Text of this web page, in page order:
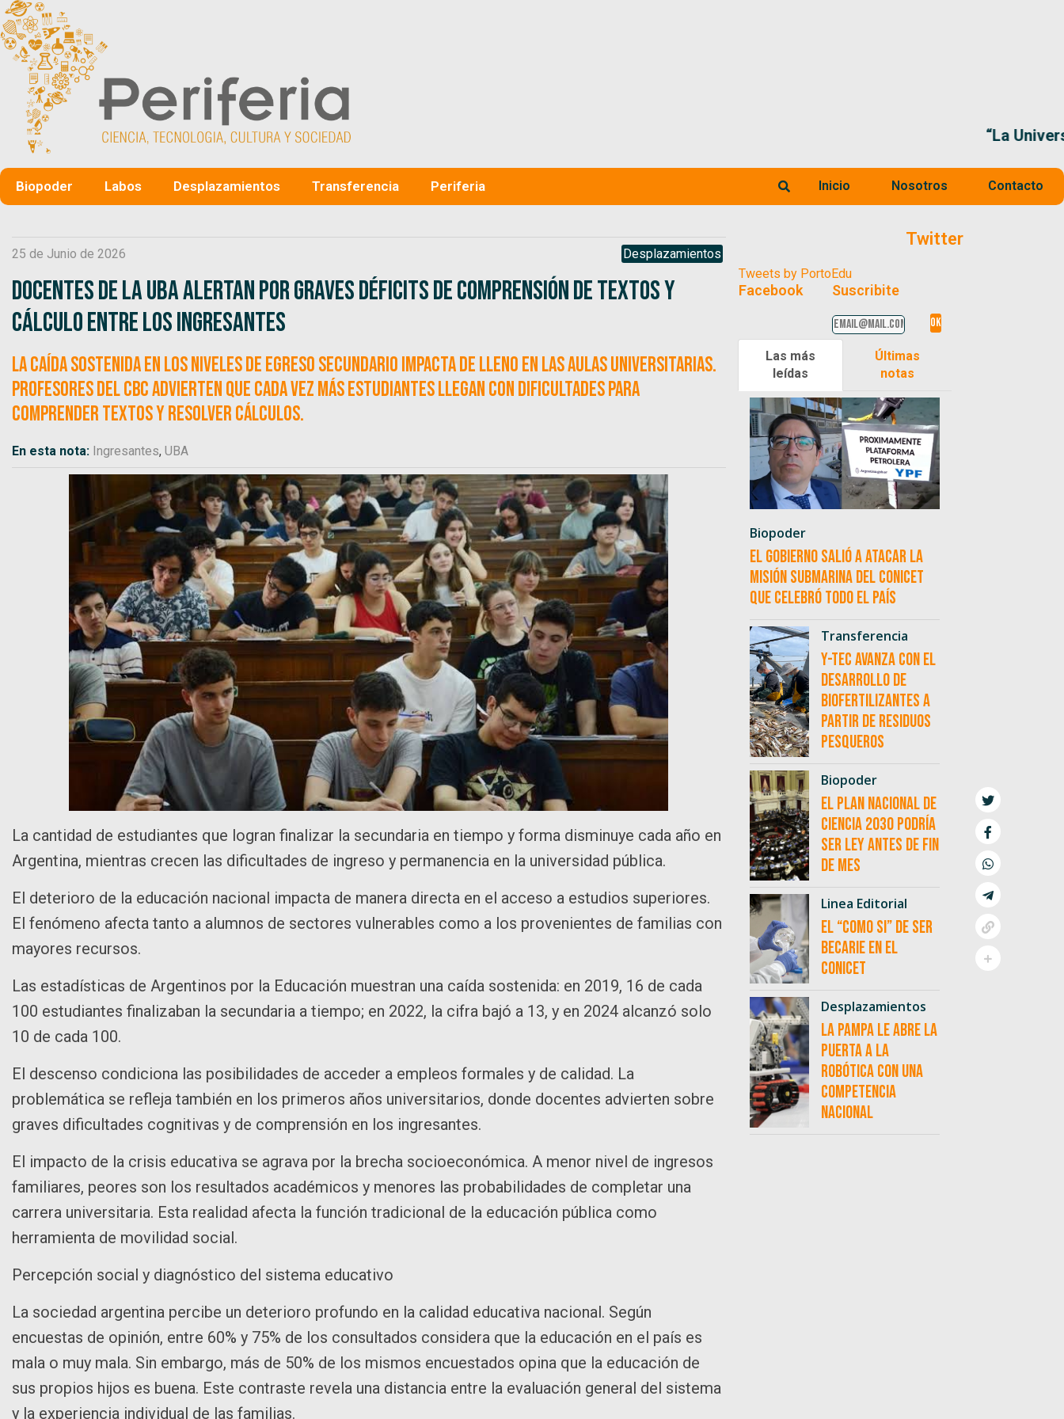
Biopoder Labos Desplazamientos Transferencia Periferia Inicio Nosotros Contacto
25 de Junio de 2026 Desplazamientos
Docentes de la UBA alertan por graves déficits de comprensión de textos y
cálculo entre los ingresantes
La caída sostenida en los niveles de egreso secundario impacta de lleno en las aulas universitarias.
Profesores del CBC advierten que cada vez más estudiantes llegan con dificultades para
comprender textos y resolver cálculos.
En esta nota: Ingresantes, UBA
La cantidad de estudiantes que logran finalizar la secundaria en tiempo y forma disminuye cada año en
Argentina, mientras crecen las dificultades de ingreso y permanencia en la universidad pública.
El deterioro de la educación nacional impacta de manera directa en el acceso a estudios superiores.
El fenómeno afecta tanto a alumnos de sectores vulnerables como a los provenientes de familias con
mayores recursos.
Las estadísticas de Argentinos por la Educación muestran una caída sostenida: en 2019, 16 de cada
100 estudiantes finalizaban la secundaria a tiempo; en 2022, la cifra bajó a 13, y en 2024 alcanzó solo
10 de cada 100.
El descenso condiciona las posibilidades de acceder a empleos formales y de calidad. La
problemática se refleja también en los primeros años universitarios, donde docentes advierten sobre
graves dificultades cognitivas y de comprensión en los ingresantes.
El impacto de la crisis educativa se agrava por la brecha socioeconómica. A menor nivel de ingresos
familiares, peores son los resultados académicos y menores las probabilidades de completar una
carrera universitaria. Esta realidad afecta la función tradicional de la educación pública como
herramienta de movilidad social.
Percepción social y diagnóstico del sistema educativo
La sociedad argentina percibe un deterioro profundo en la calidad educativa nacional. Según
encuestas de opinión, entre 60% y 75% de los consultados considera que la educación en el país es
mala o muy mala. Sin embargo, más de 50% de los mismos encuestados opina que la educación de
sus propios hijos es buena. Este contraste revela una distancia entre la evaluación general del sistema
y la experiencia individual de las familias.
Twitter
Tweets by PortoEdu
Facebook Suscribite
Las más
leídas
Últimas
notas
Biopoder
El Gobierno salió a atacar la
misión submarina del CONICET
que celebró todo el país
Transferencia
Y-TEC avanza con el
desarrollo de
biofertilizantes a
partir de residuos
pesqueros
Biopoder
El Plan Nacional de
Ciencia 2030 podría
ser ley antes de fin
de mes
Linea Editorial
El “como si” de ser
becarie en el
CONICET
Desplazamientos
La Pampa le abre la
puerta a la
robótica con una
competencia
nacional